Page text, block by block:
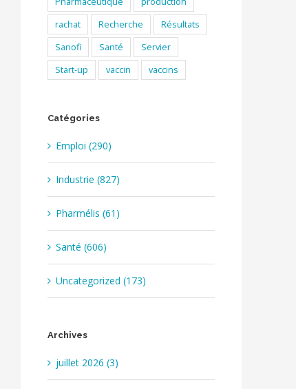
rachat
Recherche
Résultats
Sanofi
Santé
Servier
Start-up
vaccin vaccins
Catégories
Emploi (290)
Industrie (827)
Pharmélis (61)
Santé (606)
Uncategorized (173)
Archives
juillet 2026 (3)